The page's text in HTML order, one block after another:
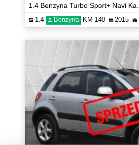
1.4 Benzyna KM 140 2015